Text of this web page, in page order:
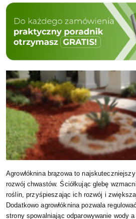
Agrowłóknina brązowa to
rozwój chwastów. Ściółkując glebę
roślin, przyśpieszając ich rozwój i
Dodatkowo agrowłóknina pozwala
strony spowalniając odparowywanie wody